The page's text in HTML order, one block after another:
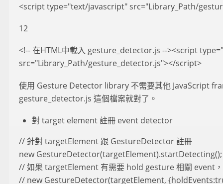
<script type="text/javascript" src="Library_Path/
12
<!-- 在HTML中載入 gesture_detector.js --><script
src="Library_Path/gesture_detector.js"></script>
使用 Gesture Detector library 不需要其他 JavaScript
gesture_detector.js 這個檔案就對了。
對 target element 註冊 event detector
// 針對 targetElement 跟 GestureDetector 註冊
new GestureDetector(targetElement).startDetecting();
// 如果 targetElement 有需要 hold gesture 相關 event
// new GestureDetector(targetElement,